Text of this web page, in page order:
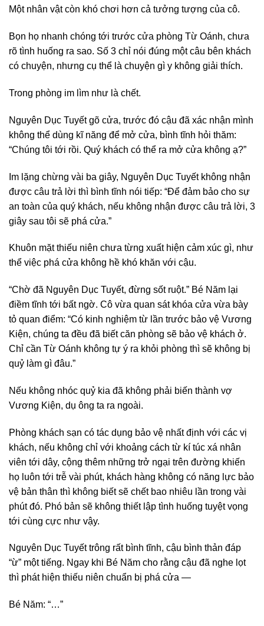
Một nhân vật còn khó chơi hơn cả tưởng tượng của cô.
Bọn họ nhanh chóng tới trước cửa phòng Từ Oánh, chưa
rõ tình huống ra sao. Số 3 chỉ nói đúng một câu bên khách
có chuyện, nhưng cụ thể là chuyện gì y không giải thích.
Trong phòng im lìm như là chết.
Nguyên Dục Tuyết gõ cửa, trước đó cậu đã xác nhận mình
không thể dùng kĩ năng để mở cửa, bình tĩnh hỏi thăm:
“Chúng tôi tới rồi. Quý khách có thể ra mở cửa không ạ?”
Im lặng chừng vài ba giây, Nguyên Dục Tuyết không nhận
được câu trả lời thì bình tĩnh nói tiếp: “Để đảm bảo cho sự
an toàn của quý khách, nếu không nhận được câu trả lời, 3
giây sau tôi sẽ phá cửa.”
Khuôn mặt thiếu niên chưa từng xuất hiện cảm xúc gì, như
thể việc phá cửa không hề khó khăn với cậu.
“Chờ đã Nguyên Dục Tuyết, đừng sốt ruột.” Bé Năm lại
điềm tĩnh tới bất ngờ. Cô vừa quan sát khóa cửa vừa bày
tỏ quan điểm: “Có kinh nghiệm từ lần trước bảo vệ Vương
Kiện, chúng ta đều đã biết căn phòng sẽ bảo vệ khách ở.
Chỉ cần Từ Oánh không tự ý ra khỏi phòng thì sẽ không bị
quỷ làm gì đâu.”
Nếu không nhóc quỷ kia đã không phải biến thành vợ
Vương Kiện, dụ ông ta ra ngoài.
Phòng khách sạn có tác dụng bảo vệ nhất định với các vị
khách, nếu không chỉ với khoảng cách từ kí túc xá nhân
viên tới dây, cộng thêm những trở ngại trên đường khiến
họ luôn tới trễ vài phút, khách hàng không có năng lực bảo
vệ bản thân thì không biết sẽ chết bao nhiêu lần trong vài
phút đó. Phó bản sẽ không thiết lập tình huống tuyệt vọng
tới cùng cực như vậy.
Nguyên Dục Tuyết trông rất bình tĩnh, cậu bình thản đáp
“ừ” một tiếng. Ngay khi Bé Năm cho rằng cậu đã nghe lọt
thì phát hiện thiếu niên chuẩn bị phá cửa —
Bé Năm: “…”